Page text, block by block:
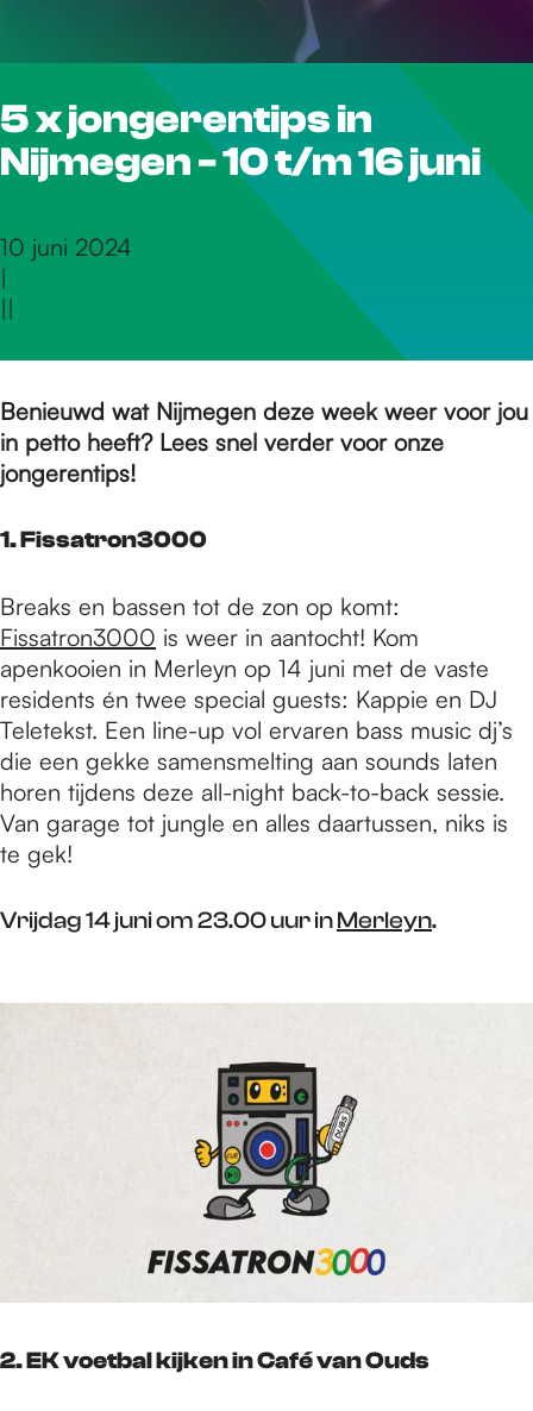
r
d
e
o
m
p
a
g
e
5 x jongerentips in
Nijmegen - 10 t/m 16 juni
10 juni 2024
|
||
Benieuwd wat Nijmegen deze week weer voor jou
in petto heeft? Lees snel verder voor onze
jongerentips!
1. Fissatron3000
Breaks en bassen tot de zon op komt:
Fissatron3000 is weer in aantocht! Kom
apenkooien in Merleyn op 14 juni met de vaste
residents én twee special guests: Kappie en DJ
Teletekst. Een line-up vol ervaren bass music dj’s
die een gekke samensmelting aan sounds laten
horen tijdens deze all-night back-to-back sessie.
Van garage tot jungle en alles daartussen, niks is
te gek!
Vrijdag 14 juni om 23.00 uur inMerleyn.
2.EK voetbal kijken in Café van Ouds